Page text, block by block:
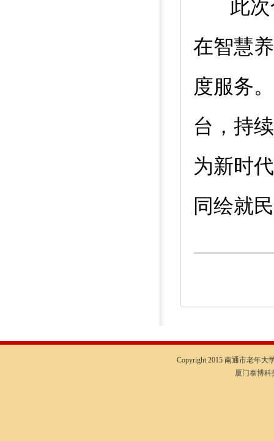
此
在智慧
度服务
台，持
为新时
同绘就
Copyright 2015 南通市老年大
厦门泰博